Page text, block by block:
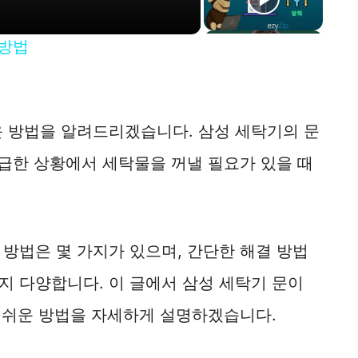
법
법을 알려드리겠습니다. 삼성 세탁기의 문
한 상황에서 세탁물을 꺼낼 필요가 있을 때
법은 몇 가지가 있으며, 간단한 해결 방법
다양합니다. 이 글에서 삼성 세탁기 문이
운 방법을 자세하게 설명하겠습니다.